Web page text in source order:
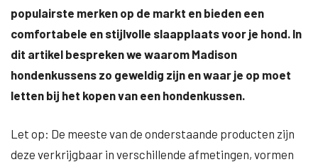
populairste merken op de markt en bieden een
comfortabele en stijlvolle slaapplaats voor je hond. In
dit artikel bespreken we waarom Madison
hondenkussens zo geweldig zijn en waar je op moet
letten bij het kopen van een hondenkussen.
Let op: De meeste van de onderstaande producten zijn
deze verkrijgbaar in verschillende afmetingen, vormen